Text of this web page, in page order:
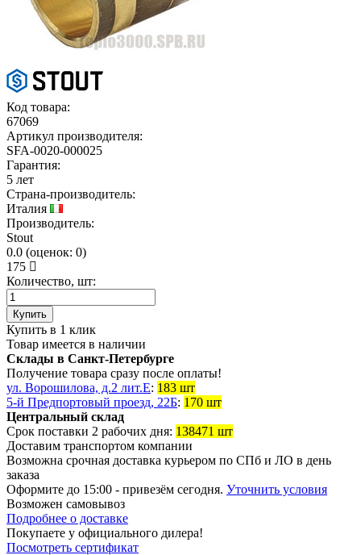
Код товара:
67069
Артикул производителя:
SFA-0020-000025
Гарантия:
5 лет
Страна-производитель:
Италия
Производитель:
Stout
0.0 (оценок: 0)
175
Количество, шт:
Купить
Купить в 1 клик
Товар имеется в наличии
Склады в Санкт-Петербурге
Получение товара сразу после оплаты!
ул. Ворошилова, д.2 лит.Е: 183 шт
5-й Предпортовый проезд, 22Б: 170 шт
Центральный склад
Срок поставки 2 рабочих дня: 138471 шт
Доставим транспортом компании
Возможна срочная доставка курьером по СПб и ЛО в день
заказа
Оформите до 15:00 - привезём сегодня. Уточнить условия
Возможен самовывоз
Подробнее о доставке
Покупаете у официального дилера!
Посмотреть сертификат